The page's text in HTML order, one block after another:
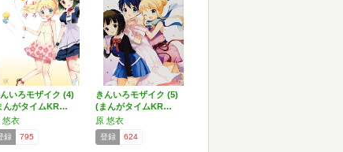
んいろモザイク (4)
んがタイムKR…
悠衣
録 795
きんいろモザイク (5)
(まんがタイムKR…
原 悠衣
登録 624